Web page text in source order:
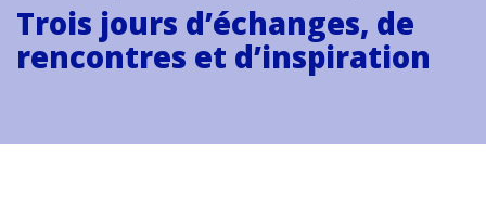
Trois jours d’échanges, de
rencontres et d’inspiration